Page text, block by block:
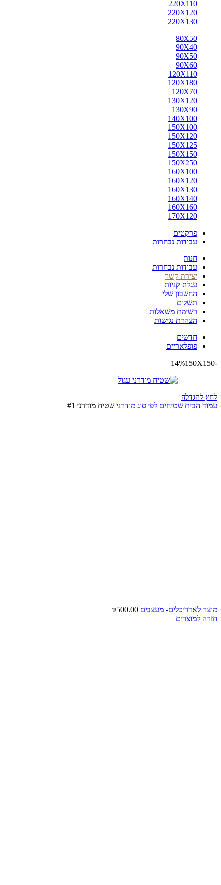
220X110
220X120
220X130
80X50
90X40
90X50
90X60
120X110
120X180
120X70
130X120
130X90
140X100
150X100
150X120
150X125
150X150
150X250
160X100
160X120
160X130
160X140
160X160
170X120
פרקטים
עבודות נבחרות
חנות
עבודות נבחרות
יצירת קשר
עגלת קניות
החשבון שלי
תשלום
רשימת משאלות
הצהרת נגישות
חדשים
פופלאריים
-14%
150X150
לחץ להגדלה
עמוד הבית שטיחים לפי סוג מודרני שטיח מודרני #1
מוצר לאדריכלים- מעצבים ₪500.00
חזרה למוצרים